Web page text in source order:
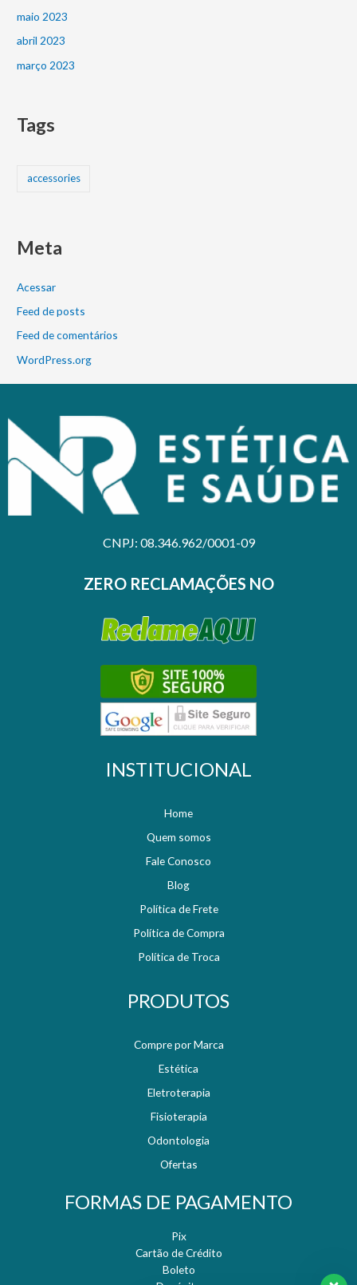
maio 2023
abril 2023
março 2023
Tags
accessories
Meta
Acessar
Feed de posts
Feed de comentários
WordPress.org
CNPJ: 08.346.962/0001-09
ZERO RECLAMAÇÕES NO
INSTITUCIONAL
Home
Quem somos
Fale Conosco
Blog
Política de Frete
Política de Compra
Política de Troca
PRODUTOS
Compre por Marca
Estética
Eletroterapia
Fisioterapia
Odontologia
Ofertas
FORMAS DE PAGAMENTO
Pix
Cartão de Crédito
Boleto